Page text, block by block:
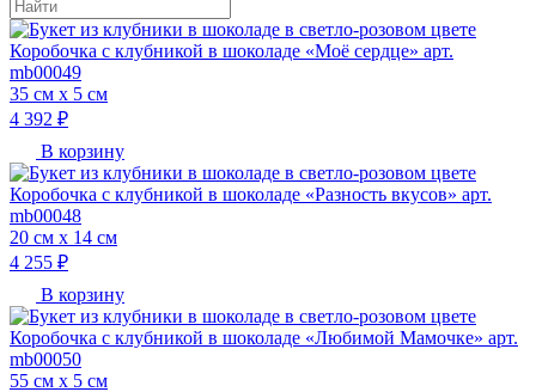
Коробочка с клубникой в шоколаде «Моё сердце» арт.
mb00049
35 см х 5 см
4 392 ₽
В корзину
Коробочка с клубникой в шоколаде «Разность вкусов» арт.
mb00048
20 см х 14 см
4 255 ₽
В корзину
Коробочка с клубникой в шоколаде «Любимой Мамочке» арт.
mb00050
55 см х 5 см